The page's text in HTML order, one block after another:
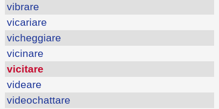
vibrare
vicariare
vicheggiare
vicinare
vicitare
videare
videochattare